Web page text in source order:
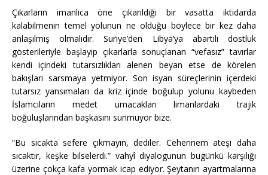
Çıkarların imanlıca öne çıkarıldığı bir vasatta iktidarda
kalabilmenin temel yolunun ne olduğu böylece bir kez daha
anlaşılmış olmalıdır. Suriye’den Libya’ya abartılı dostluk
gösterileriyle başlayıp çıkarlarla sonuçlanan “vefasız” tavırlar
kendi içindeki tutarsızlıkları alenen beyan etse de körelen
bakışları sarsmaya yetmiyor. Son isyan süreçlerinin içerdeki
tutarsız yansımaları da kriz içinde boğulup yolunu kaybeden
İslamcıların medet umacakları limanlardaki trajik
boğuluşlarından başkasını sunmuyor bize.
“Bu sıcakta sefere çıkmayın, dediler. Cehennem ateşi daha
sıcaktır, keşke bilselerdi.” vahyî diyalogunun bugünkü karşılığı
üzerine çokça kafa yormak icap ediyor. Şeytanın ayartmalarına